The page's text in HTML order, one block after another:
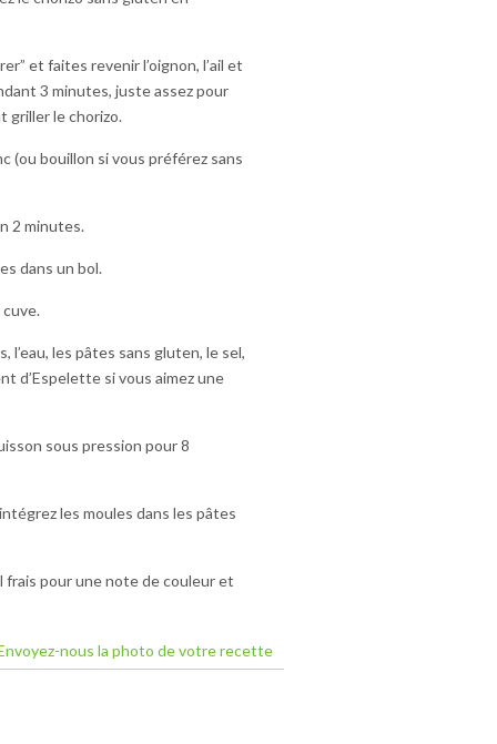
et faites revenir l’oignon, l’ail et
3 minutes, juste assez pour
griller le chorizo.
(ou bouillon si vous préférez sans
2 minutes.
dans un bol.
cuve.
les pâtes sans gluten, le sel,
d’Espelette si vous aimez une
sous pression pour 8
les moules dans les pâtes
frais pour une note de couleur et
nous la photo de votre recette